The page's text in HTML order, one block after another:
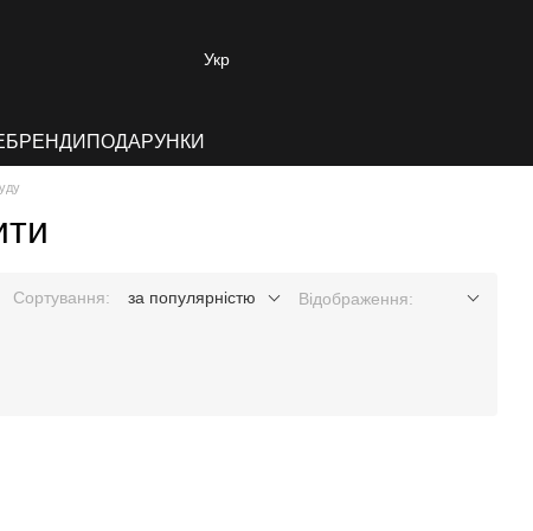
Укр
БРЕНДИ ПОДАРУНКИ
Сортування: за популярністю Відображення: